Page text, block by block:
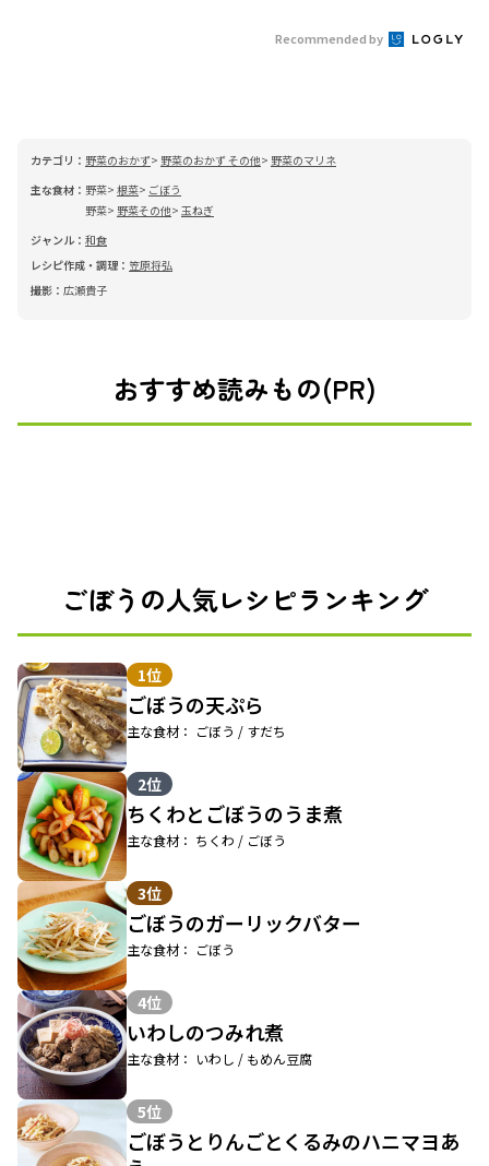
Recommended by
カテゴリ： 野菜のおかず 野菜のおかず その他
野菜のマリネ
主な食材： 野菜 根菜
ごぼう
野菜
野菜その他 玉ねぎ
ジャンル： 和食
レシピ作成・調理： 笠原将弘
撮影： 広瀬貴子
おすすめ読みもの(PR)
ごぼうの人気レシピランキング
1位
ごぼうの天ぷら
主な食材： ごぼう / すだち
2位
ちくわとごぼうのうま煮
主な食材： ちくわ / ごぼう
3位
ごぼうのガーリックバター
主な食材： ごぼう
4位
いわしのつみれ煮
主な食材： いわし / もめん豆腐
5位
ごぼうとりんごとくるみのハニマヨあ